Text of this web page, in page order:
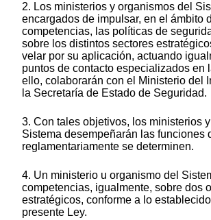
2. Los ministerios y organismos del
encargados de impulsar, en el ámbito
competencias, las políticas de
sobre los distintos sectores
velar por su aplicación, actuando
puntos de contacto especializados en
ello, colaborarán con el Ministerio del
la Secretaría de Estado de Seguridad.
3. Con tales objetivos, los ministerios
Sistema desempeñarán las funciones
reglamentariamente se determinen.
4. Un ministerio u organismo del
competencias, igualmente, sobre dos
estratégicos, conforme a lo
presente Ley.